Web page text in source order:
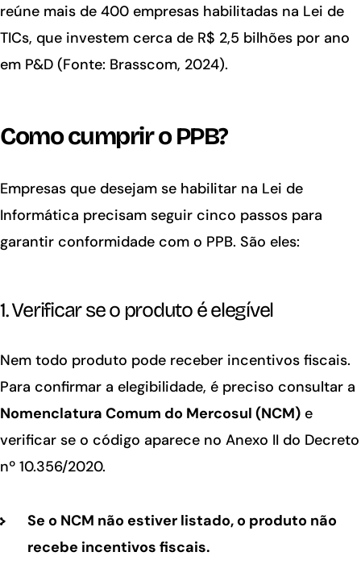
reúne mais de 400 empresas habilitadas na Lei de
TICs, que investem cerca de R$ 2,5 bilhões por ano
em P&D (Fonte: Brasscom, 2024).
Como cumprir o PPB?
Empresas que desejam se habilitar na Lei de
Informática precisam seguir cinco passos para
garantir conformidade com o PPB. São eles:
1. Verificar se o produto é elegível
Nem todo produto pode receber incentivos fiscais.
Para confirmar a elegibilidade, é preciso consultar a
Nomenclatura Comum do Mercosul (NCM) e
verificar se o código aparece no Anexo II do Decreto
nº 10.356/2020.
Se o NCM não estiver listado, o produto não
recebe incentivos fiscais.